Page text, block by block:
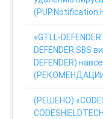
«GTLL-
DEFENDER.SBS
DEFENDER)
(РЕШЕНО)